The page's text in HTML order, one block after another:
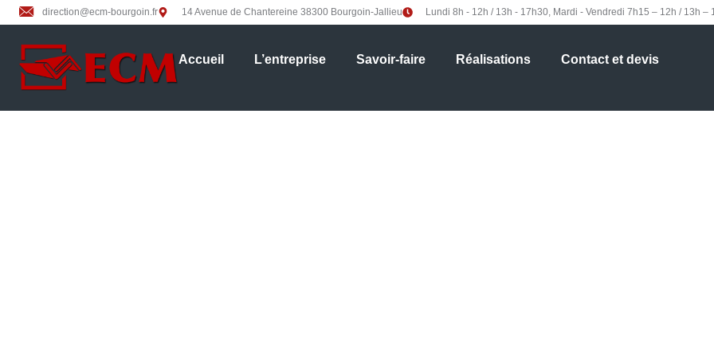
direction@ecm-bourgoin.fr 14 Avenue de Chantereine 38300 Bourgoin-Jallieu Lundi 8h - 12h / 13h - 17h30, Mardi - Vendredi 7h15 – 12h / 13h –
Accueil L’entreprise Savoir-faire Réalisations Contact et devis